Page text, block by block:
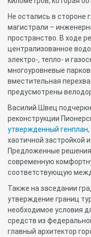
Не остались в стороне
магистрали –
пространство. В ходе
централизованное
электро-, тепло- и
многоуровневые
вместительная
предусмотрены
Василий Швец
реконструкции
утвержденный генплан
хаотичной застройкой
Предложенные
современную
соответствующую
Также на заседании
утверждение границ
необходимое условия
средств из
главный архитектор